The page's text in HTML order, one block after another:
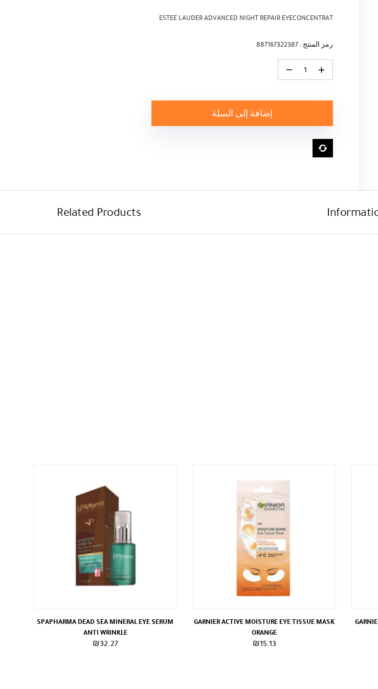
ESTEE LAUDER ADVANCED NIGHT REPAIR EYECONCENTRAT
رمز المنتج : 887167322387
كمية ESTEE LAUDER ADVANCED NIGHT REPAIR EYECONCENTRAT
إضافة إلى السلة
Related Products
GARNIER ACTIVE MOISTURE EYE TISSUE MASK
ORANGE
₪15.13
SPAPHARMA DEAD SEA MINERAL EYE SERUM
ANTI WRINKLE
₪32.27